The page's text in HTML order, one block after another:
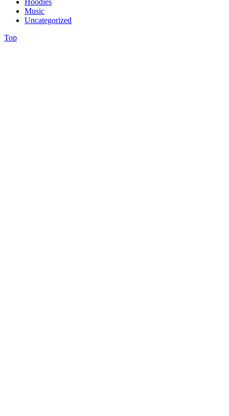
Hoodies
Music
Uncategorized
Top